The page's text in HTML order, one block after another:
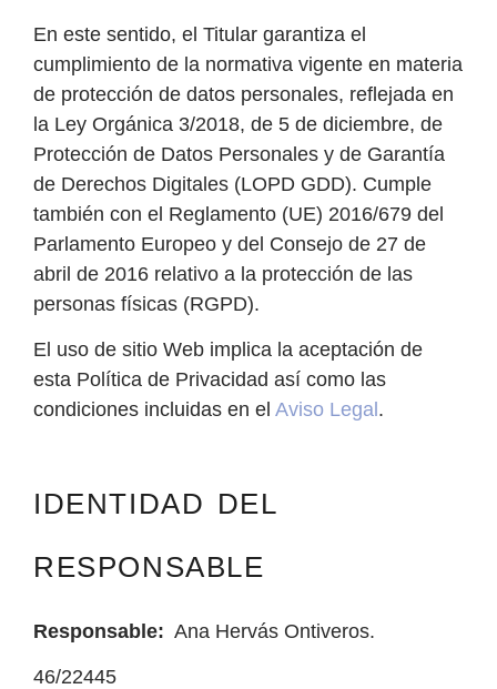
En este sentido, el Titular garantiza el
cumplimiento de la normativa vigente en materia
de protección de datos personales, reflejada en
la Ley Orgánica 3/2018, de 5 de diciembre, de
Protección de Datos Personales y de Garantía
de Derechos Digitales (LOPD GDD). Cumple
también con el Reglamento (UE) 2016/679 del
Parlamento Europeo y del Consejo de 27 de
abril de 2016 relativo a la protección de las
personas físicas (RGPD).
El uso de sitio Web implica la aceptación de
esta Política de Privacidad así como las
condiciones incluidas en el Aviso Legal .
IDENTIDAD DEL
RESPONSABLE
Responsable: Ana Hervás Ontiveros.
46/22445